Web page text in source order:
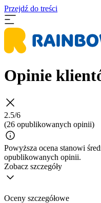
Przejdź do treści
Opinie
2.5/6
(26 opublikowanych opinii)
Powyższa ocena stanowi
opublikowanych opinii.
Zobacz szczegóły
Oceny szczegółowe